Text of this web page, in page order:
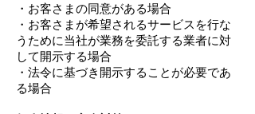
・お客さまの同意がある場合
・お客さまが希望されるサービスを行な
うために当社が業務を委託する業者に対
して開示する場合
・法令に基づき開示することが必要であ
る場合